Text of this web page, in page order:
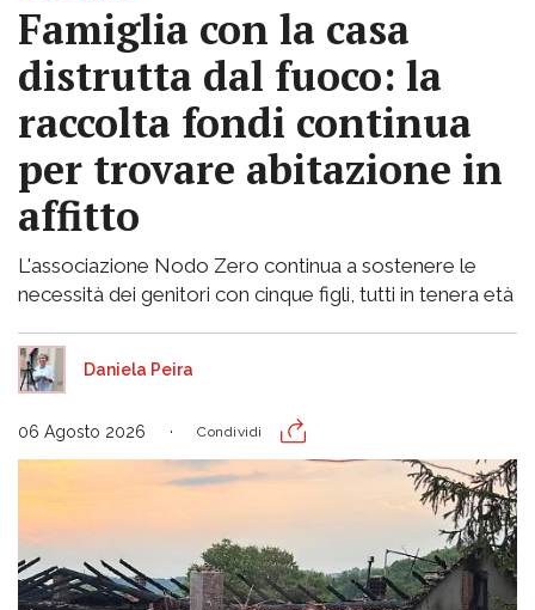
Famiglia con la casa
distrutta dal fuoco: la
raccolta fondi continua
per trovare abitazione in
affitto
L'associazione Nodo Zero continua a sostenere le
necessità dei genitori con cinque figli, tutti in tenera età
Daniela Peira
06 Agosto 2026 Condividi